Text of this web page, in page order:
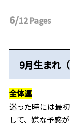
6/12Pages
9月生まれ
全体運
迷った時には最
して、嫌な予感